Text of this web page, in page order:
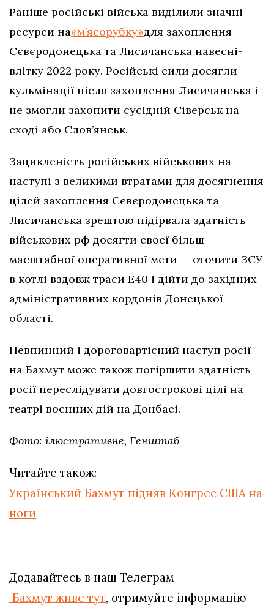
Раніше російські війська виділили значні
ресурси на«м’ясорубку»для захоплення
Сєвєродонецька та Лисичанська навесні-
влітку 2022 року. Російські сили досягли
кульмінації після захоплення Лисичанська і
не змогли захопити сусідній Сіверськ на
сході або Слов’янськ.
Зацикленість російських військових на
наступі з великими втратами для досягнення
цілей захоплення Сєвєродонецька та
Лисичанська зрештою підірвала здатність
військових рф досягти своєї більш
масштабної оперативної мети — оточити ЗСУ
в котлі вздовж траси Е40 і дійти до західних
адміністративних кордонів Донецької
області.
Невпинний і дороговартісний наступ росії
на Бахмут може також погіршити здатність
росії переслідувати довгострокові цілі на
театрі воєнних дій на Донбасі.
Фото: ілюстративне, Генштаб
Читайте також:
Український Бахмут підняв Конгрес США на
ноги
Додавайтесь в наш Телеграм
Бахмут живе тут, отримуйте інформацію